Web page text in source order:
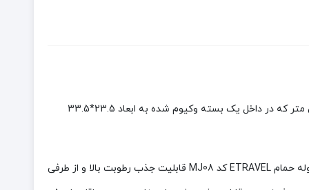
یک محصول کاربردی و با کیفیت ساخت بالا از جنس 80% پنبه و 20% پلی استر است با ابعاد 70 * 140 سانتی متر که در داخل یک بسته وکیوم شده به ابعاد 23.5*33.5
این محصول دارای حجم کم و وزن بسیار سبک می باشد و به سادگی در یکی از جیب های چمدان یا کوله پشتی قرار می گیرد. از ویژگی دیگر حوله حمام ETRAVEL کد MJ08 قابلیت جذب رطوبت بالا و از طرفی